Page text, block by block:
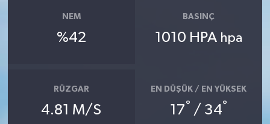
NEM
%42
BASINÇ
1010 HPA hpa
RÜZGAR
4.81 M/S
EN DÜŞÜK / EN YÜKSEK
17° / 34°